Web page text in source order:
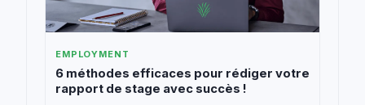
EMPLOYMENT
6 méthodes efficaces pour rédiger votre
rapport de stage avec succès !